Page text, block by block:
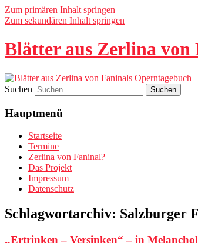
Zum primären Inhalt springen
Zum sekundären Inhalt springen
Blätter aus Zerlina von
Suchen
Hauptmenü
Startseite
Termine
Zerlina von Faninal?
Das Projekt
Impressum
Datenschutz
Schlagwortarchiv: Salzburger
„Ertrinken – Versinken“ – in